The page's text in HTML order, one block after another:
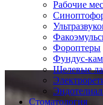
Рабочие
Фороптеры
Фундус-
Щелевые
Стоматология